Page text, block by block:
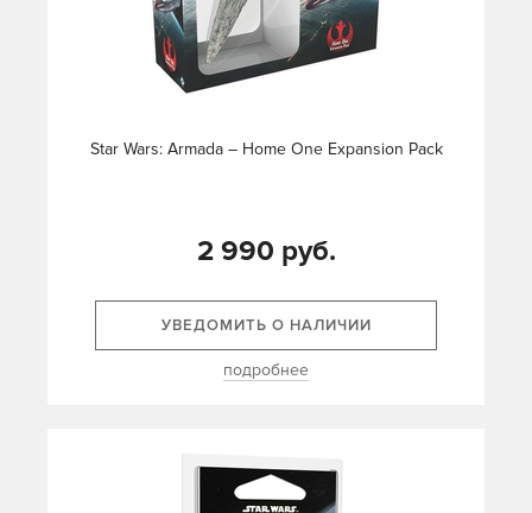
Star Wars: Armada – Home One Expansion Pack
2 990 руб.
УВЕДОМИТЬ О НАЛИЧИИ
подробнее